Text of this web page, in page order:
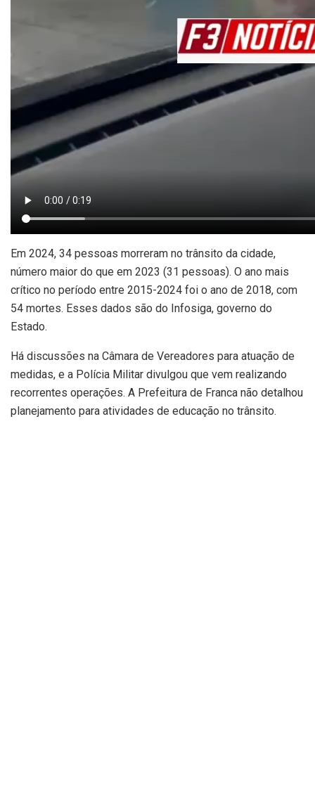
Em 2024, 34 pessoas morreram no trânsito da cidade,
número maior do que em 2023 (31 pessoas). O ano mais
crítico no período entre 2015-2024 foi o ano de 2018, com
54 mortes. Esses dados são do Infosiga, governo do
Estado.
Há discussões na Câmara de Vereadores para atuação de
medidas, e a Polícia Militar divulgou que vem realizando
recorrentes operações. A Prefeitura de Franca não detalhou
planejamento para atividades de educação no trânsito.